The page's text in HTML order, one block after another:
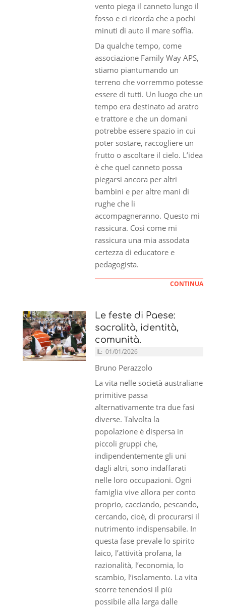
vento piega il canneto lungo il
fosso e ci ricorda che a pochi
minuti di auto il mare soffia.
Da qualche tempo, come
associazione Family Way APS,
stiamo piantumando un
terreno che vorremmo potesse
essere di tutti. Un luogo che un
tempo era destinato ad aratro
e trattore e che un domani
potrebbe essere spazio in cui
poter sostare, raccogliere un
frutto o ascoltare il cielo. L’idea
è che quel canneto possa
piegarsi ancora per altri
bambini e per altre mani di
rughe che li
accompagneranno. Questo mi
rassicura. Così come mi
rassicura una mia assodata
certezza di educatore e
pedagogista.
CONTINUA
Le feste di Paese:
sacralità, identità,
comunità.
IL: 01/01/2026
Bruno Perazzolo
La vita nelle società australiane
primitive passa
alternativamente tra due fasi
diverse. Talvolta la
popolazione è dispersa in
piccoli gruppi che,
indipendentemente gli uni
dagli altri, sono indaffarati
nelle loro occupazioni. Ogni
famiglia vive allora per conto
proprio, cacciando, pescando,
cercando, cioè, di procurarsi il
nutrimento indispensabile. In
questa fase prevale lo spirito
laico, l’attività profana, la
razionalità, l’economia, lo
scambio, l’isolamento. La vita
scorre tenendosi il più
possibile alla larga dalle